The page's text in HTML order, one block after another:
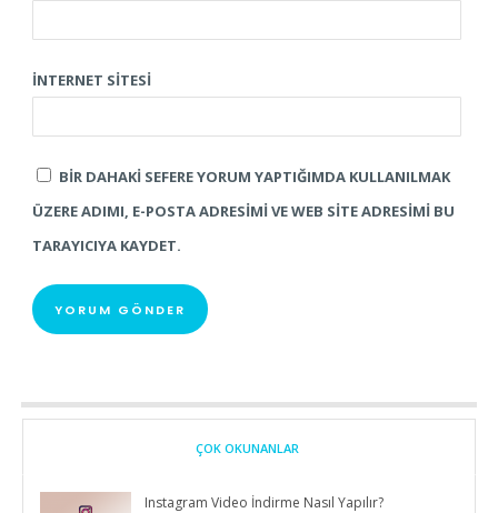
İNTERNET SITESI
BIR DAHAKI SEFERE YORUM YAPTIĞIMDA KULLANILMAK
ÜZERE ADIMI, E-POSTA ADRESIMI VE WEB SITE ADRESIMI BU
TARAYICIYA KAYDET.
ÇOK OKUNANLAR
Instagram Video İndirme Nasıl Yapılır?